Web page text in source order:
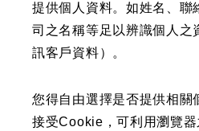
提供個人資料。如姓名、聯
司之名稱等足以辨識個人之
訊客戶資料）。
您得自由選擇是否提供相關
接受Cookie，可利用瀏覽